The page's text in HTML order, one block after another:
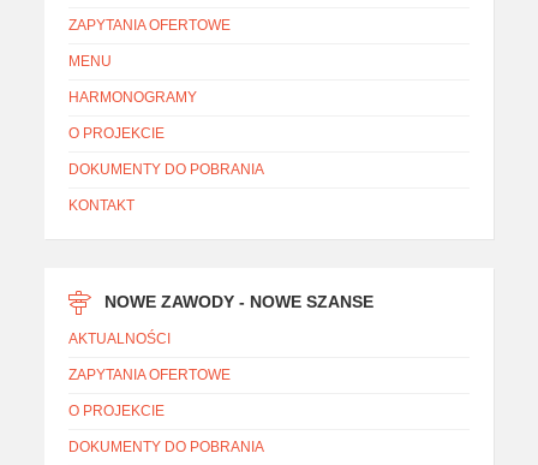
ZAPYTANIA OFERTOWE
MENU
HARMONOGRAMY
O PROJEKCIE
DOKUMENTY DO POBRANIA
KONTAKT
NOWE ZAWODY - NOWE SZANSE
AKTUALNOŚCI
ZAPYTANIA OFERTOWE
O PROJEKCIE
DOKUMENTY DO POBRANIA